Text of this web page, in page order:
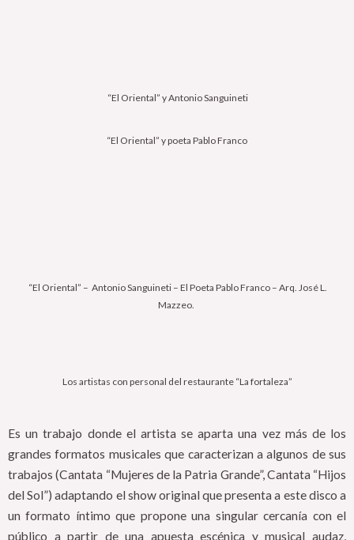
“El Oriental” y Antonio Sanguineti
“El Oriental” y poeta Pablo Franco
“El Oriental” – Antonio Sanguineti – El Poeta Pablo Franco – Arq. José L.
Mazzeo.
Los artistas con personal del restaurante “La fortaleza”
Es un trabajo donde el artista se aparta una vez más de los
grandes formatos musicales que caracterizan a algunos de sus
trabajos (Cantata “Mujeres de la Patria Grande”, Cantata “Hijos
del Sol”) adaptando el show original que presenta a este disco a
un formato íntimo que propone una singular cercanía con el
público a partir de una apuesta escénica y musical audaz,